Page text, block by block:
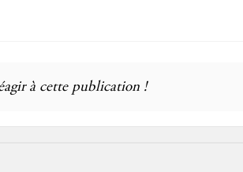
à cette publication !